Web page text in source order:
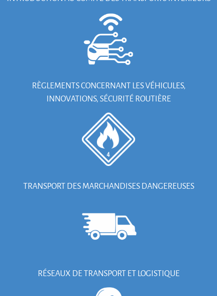
RÈGLEMENTS CONCERNANT LES VÉHICULES,
INNOVATIONS, SÉCURITÉ ROUTIÈRE
TRANSPORT DES MARCHANDISES DANGEREUSES
RÉSEAUX DE TRANSPORT ET LOGISTIQUE